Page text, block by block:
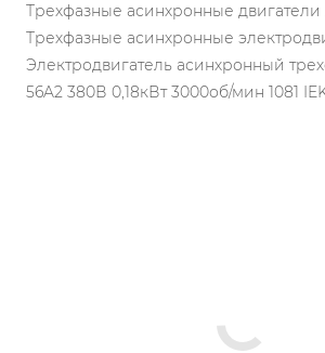
Трехфазные асинхронные
Трехфазные асинхронные
Электродвигатель асинхронный
56A2 380В 0,18кВт 3000об/мин 1081